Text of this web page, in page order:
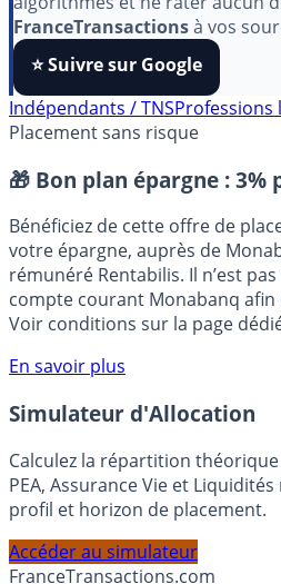
Pour soutenir le travail de
algorithmes et ne rater aucun
FranceTransactionsà vos
⭐️ Suivre sur Google
Placement sans risque
🎁 Bon plan épargne : 3%
Bénéficiez de cette offre de
votre épargne, auprès de
rémunéré Rentabilis. Il n’est pas
Voir conditions sur la page
En savoir plus
Simulateur d'Allocation
Calculez la répartition théorique
profil et horizon de placement.